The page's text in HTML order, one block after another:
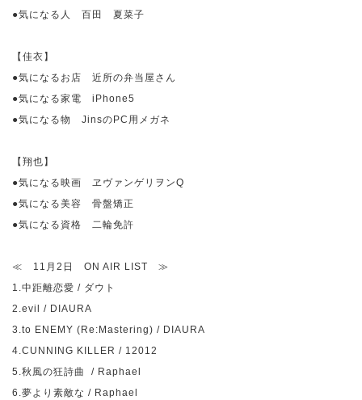
●気になる人 百田 夏菜子
【佳衣】
●気になるお店 近所の弁当屋さん
●気になる家電 iPhone5
●気になる物 JinsのPC 用メガネ
【翔也】
●気になる映画 ヱヴァンゲリヲンQ
●気になる美容 骨盤矯正
●気になる資格 二輪免許
≪ 11 月 2 日 ON AIR LIST ≫
1. 中距離恋愛 / ダウト
2.evil / DIAURA
3.to ENEMY (Re:Mastering) / DIAURA
4.CUNNING KILLER / 12012
5. 秋風の狂詩曲
/ Raphael
6. 夢より素敵な / Raphael